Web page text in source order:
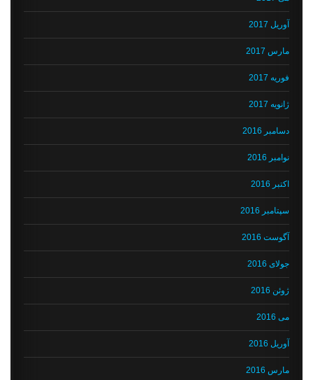
آوریل 2017
مارس 2017
فوریه 2017
ژانویه 2017
دسامبر 2016
نوامبر 2016
اکتبر 2016
سپتامبر 2016
آگوست 2016
جولای 2016
ژوئن 2016
می 2016
آوریل 2016
مارس 2016